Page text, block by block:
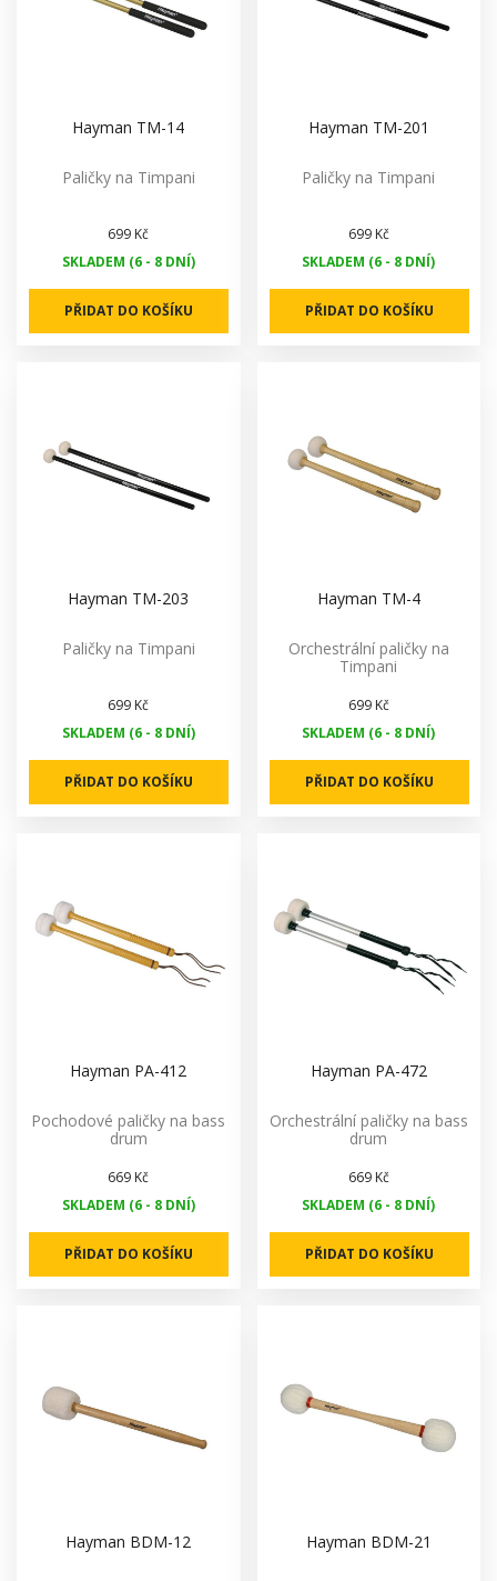
Hayman TM-14
Paličky na Timpani
699 Kč
SKLADEM (6 - 8 DNÍ)
PŘIDAT DO KOŠÍKU
Hayman TM-201
Paličky na Timpani
699 Kč
SKLADEM (6 - 8 DNÍ)
PŘIDAT DO KOŠÍKU
Hayman TM-203
Paličky na Timpani
699 Kč
SKLADEM (6 - 8 DNÍ)
PŘIDAT DO KOŠÍKU
Hayman TM-4
Orchestrální paličky na
Timpani
699 Kč
SKLADEM (6 - 8 DNÍ)
PŘIDAT DO KOŠÍKU
Hayman PA-412
Pochodové paličky na bass
drum
669 Kč
SKLADEM (6 - 8 DNÍ)
PŘIDAT DO KOŠÍKU
Hayman PA-472
Orchestrální paličky na bass
drum
669 Kč
SKLADEM (6 - 8 DNÍ)
PŘIDAT DO KOŠÍKU
Hayman BDM-12 Hayman BDM-21